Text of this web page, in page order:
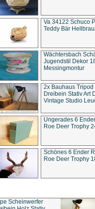
Va 34122 Schuco
Teddy Bär
Wächtersbach
Jugendstil Dekor
Messingmontur
2x Bauhaus Tripod
Dreibein Stativ Art
Vintage Studio
Ungerades 6
Roe Deer Trophy
Schönes 6 Ender
Roe Deer Trophy
Scheinwerfer